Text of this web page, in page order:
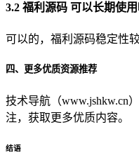
3.2 福利源码 可以长期使用
可以的，福利源码稳定性
四、更多优质资源推荐
技术导航（www.jshkw.cn
注，获取更多优质内容。
结语